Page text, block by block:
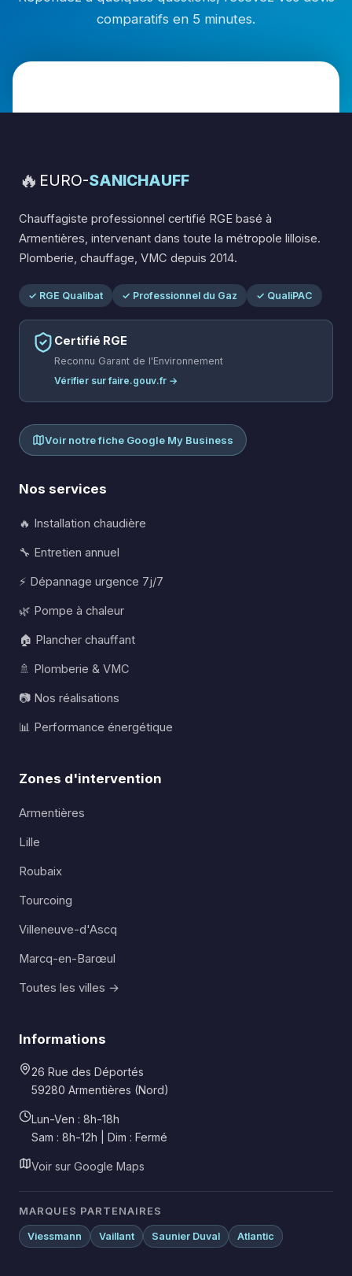
comparatifs en 5 minutes.
🔥 EURO-SANICHAUFF
Chauffagiste professionnel certifié RGE basé à
Armentières, intervenant dans toute la métropole lilloise.
Plomberie, chauffage, VMC depuis 2014.
✓ RGE Qualibat ✓ Professionnel du Gaz ✓ QualiPAC
Certifié RGE
Reconnu Garant de l'Environnement
Vérifier sur faire.gouv.fr →
Voir notre fiche Google My Business
Nos services
🔥 Installation chaudière
🔧 Entretien annuel
⚡ Dépannage urgence 7j/7
🌿 Pompe à chaleur
🏠 Plancher chauffant
🚿 Plomberie & VMC
📷 Nos réalisations
📊 Performance énergétique
Zones d'intervention
Armentières
Lille
Roubaix
Tourcoing
Villeneuve-d'Ascq
Marcq-en-Barœul
Toutes les villes →
Informations
26 Rue des Déportés
59280 Armentières (Nord)
Lun-Ven : 8h-18h
Sam : 8h-12h | Dim : Fermé
Voir sur Google Maps
MARQUES PARTENAIRES
Viessmann Vaillant Saunier Duval Atlantic